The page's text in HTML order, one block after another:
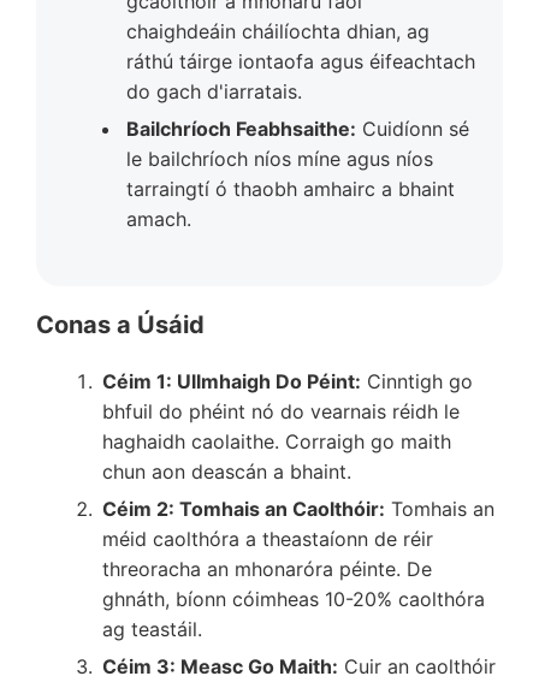
chaighdeáin cháilíochta dhian, ag
ráthú táirge iontaofa agus éifeachtach
do gach d'iarratais.
Bailchríoch Feabhsaithe: Cuidíonn sé
le bailchríoch níos míne agus níos
tarraingtí ó thaobh amhairc a bhaint
amach.
Conas a Úsáid
Céim 1: Ullmhaigh Do Péint: Cinntigh go
bhfuil do phéint nó do vearnais réidh le
haghaidh caolaithe. Corraigh go maith
chun aon deascán a bhaint.
Céim 2: Tomhais an Caolthóir: Tomhais an
méid caolthóra a theastaíonn de réir
threoracha an mhonaróra péinte. De
ghnáth, bíonn cóimheas 10-20% caolthóra
ag teastáil.
Céim 3: Measc Go Maith: Cuir an caolthóir